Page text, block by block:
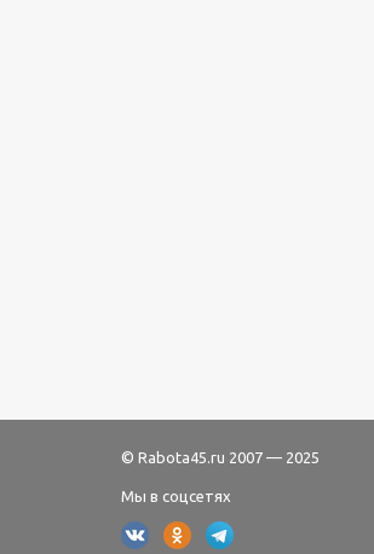
© Rabota45.ru 2007 — 2025
Мы в соцсетях